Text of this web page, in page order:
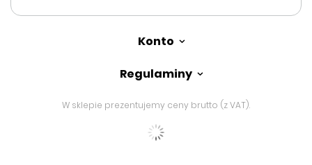
Konto
Regulaminy
W sklepie prezentujemy ceny brutto (z VAT).